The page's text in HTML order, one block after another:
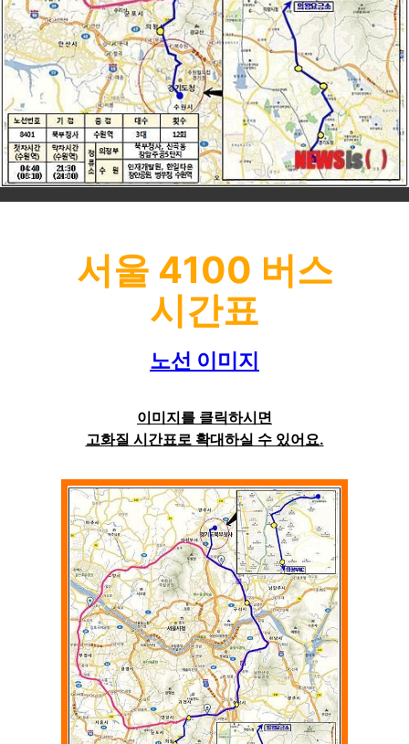
서울 4100 버스
시간표
노선 이미지
이미지를 클릭하시면
고화질 시간표로 확대하실 수 있어요.